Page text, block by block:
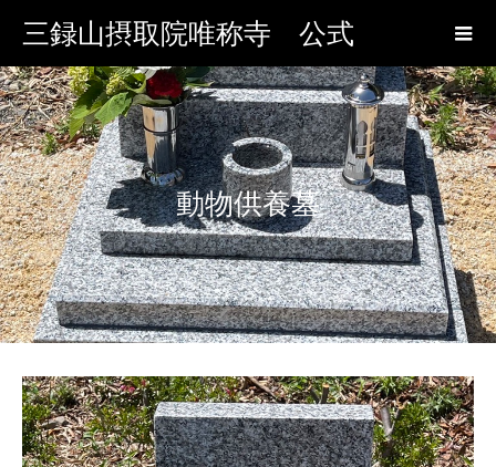
三録山摂取院唯称寺 公式
動物供養墓